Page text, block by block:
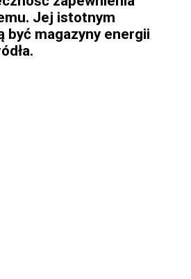
Jej istotnym
być magazyny energii